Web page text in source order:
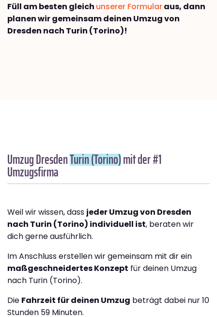
Füll am besten gleich unserer Formularaus, dann
planen wir gemeinsam deinen Umzug von
Dresden nach Turin (Torino)!
Umzug DresdenTurin (Torino)mit der #1
Umzugsfirma
Weil wir wissen, dass jeder Umzug von Dresden
nach Turin (Torino) individuell ist, beraten wir
dich gerne ausführlich.
Im Anschluss erstellen wir gemeinsam mit dir ein
maßgeschneidertes Konzept für deinen Umzug
nach Turin (Torino).
Die Fahrzeit für deinen Umzug beträgt dabei nur 10
Stunden 59 Minuten.